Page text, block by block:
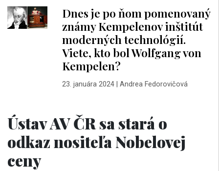
Dnes je po ňom pomenovaný
známy Kempelenov inštitút
moderných technológií.
Viete, kto bol Wolfgang von
Kempelen?
23. januára 2024| Andrea Fedorovičová
Ústav AV ČR sa stará o
odkaz nositeľa Nobelovej
ceny